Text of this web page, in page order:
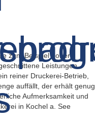
zum Beispiel hoher
Leistungen.
reiner Druckerei-Betrieb,
auffällt, der erhält genug
Aufmerksamkeit und
in Kochel a. See